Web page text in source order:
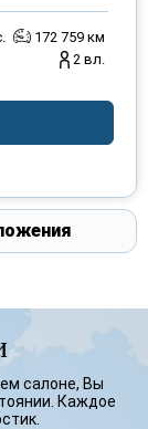
172 759 км
2 вл.
салоне, Вы
Каждое